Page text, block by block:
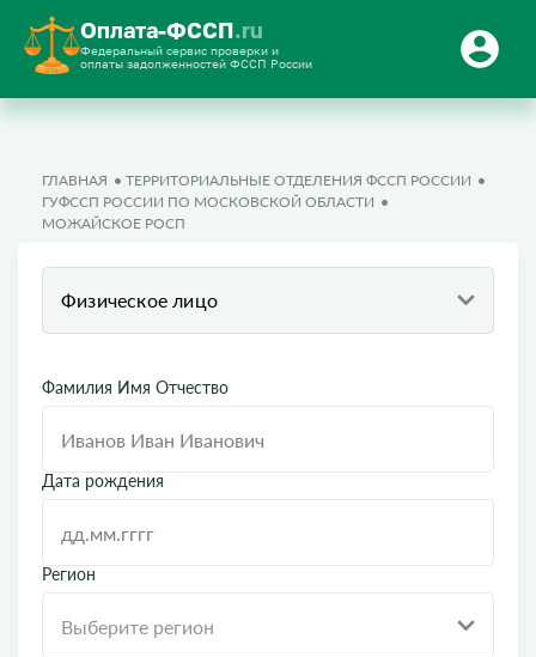
Оплата-ФССП.ru
Федеральный сервис проверки и
оплаты задолженностей ФССП России
ГЛАВНАЯ
ТЕРРИТОРИАЛЬНЫЕ ОТДЕЛЕНИЯ ФССП РОССИИ
ГУФССП РОССИИ ПО МОСКОВСКОЙ ОБЛАСТИ
МОЖАЙСКОЕ РОСП
Физическое лицо
Фамилия Имя Отчество
Дата рождения
Регион